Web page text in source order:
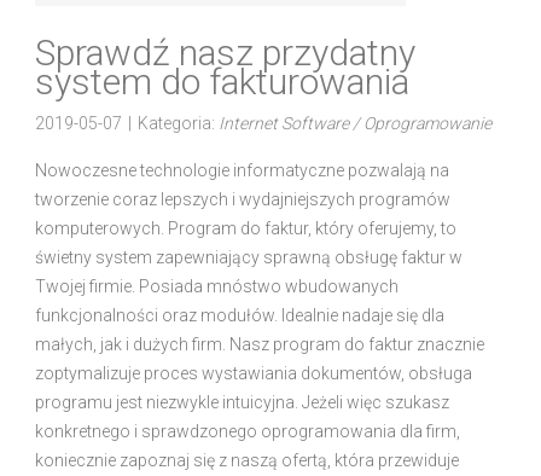
Sprawdź nasz przydatny
system do fakturowania
2019-05-07 Kategoria: Internet Software / Oprogramowanie
Nowoczesne technologie informatyczne pozwalają na
tworzenie coraz lepszych i wydajniejszych programów
komputerowych. Program do faktur, który oferujemy, to
świetny system zapewniający sprawną obsługę faktur w
Twojej firmie. Posiada mnóstwo wbudowanych
funkcjonalności oraz modułów. Idealnie nadaje się dla
małych, jak i dużych firm. Nasz program do faktur znacznie
zoptymalizuje proces wystawiania dokumentów, obsługa
programu jest niezwykle intuicyjna. Jeżeli więc szukasz
konkretnego i sprawdzonego oprogramowania dla firm,
koniecznie zapoznaj się z naszą ofertą, która przewiduje